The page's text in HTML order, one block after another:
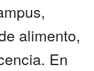
alimento,
En